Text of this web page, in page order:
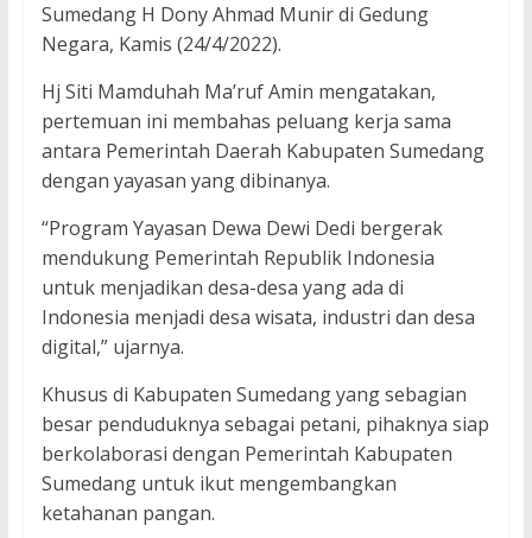
Sumedang H Dony Ahmad Munir di Gedung
Negara, Kamis (24/4/2022).
Hj Siti Mamduhah Ma’ruf Amin mengatakan,
pertemuan ini membahas peluang kerja sama
antara Pemerintah Daerah Kabupaten Sumedang
dengan yayasan yang dibinanya.
“Program Yayasan Dewa Dewi Dedi bergerak
mendukung Pemerintah Republik Indonesia
untuk menjadikan desa-desa yang ada di
Indonesia menjadi desa wisata, industri dan desa
digital,” ujarnya.
Khusus di Kabupaten Sumedang yang sebagian
besar penduduknya sebagai petani, pihaknya siap
berkolaborasi dengan Pemerintah Kabupaten
Sumedang untuk ikut mengembangkan
ketahanan pangan.